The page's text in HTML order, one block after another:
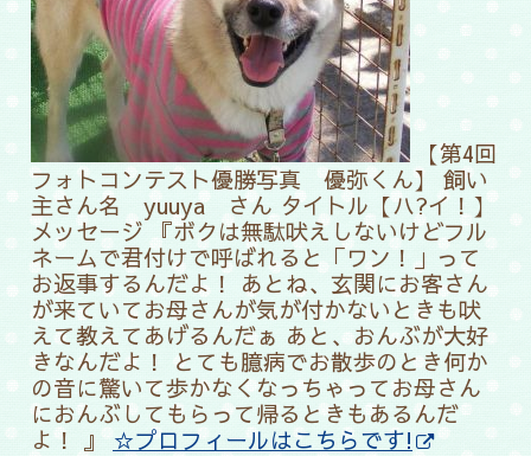
【第4回
フォトコンテスト優勝写真 優弥くん】 飼い
主さん名 yuuya さん タイトル【ハ?イ！】
メッセージ 『ボクは無駄吠えしないけどフル
ネームで君付けで呼ばれると「ワン！」って
お返事するんだよ！ あとね、玄関にお客さん
が来ていてお母さんが気が付かないときも吠
えて教えてあげるんだぁ あと、おんぶが大好
きなんだよ！ とても臆病でお散歩のとき何か
の音に驚いて歩かなくなっちゃってお母さん
におんぶしてもらって帰るときもあるんだ
よ！ 』☆プロフィールはこちらです!